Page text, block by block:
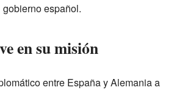
español.
en su misión
entre España y Alemania a